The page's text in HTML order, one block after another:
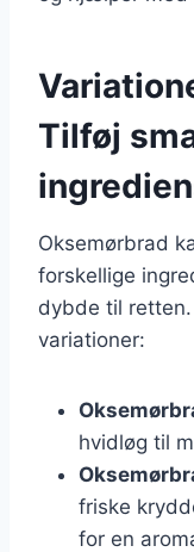
Tilføj
Oksemørbrad
forskellige
dybde til
variationer:
hvidløg til
friske
for en